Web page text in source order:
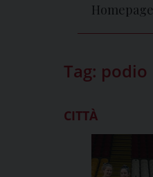
Homepage
Tag: podio
CITTÀ